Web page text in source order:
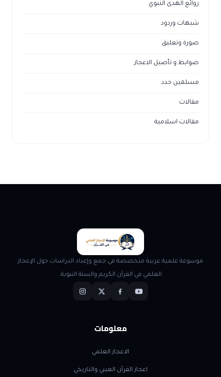
روائع الهدى النبوي
شبهات وردود
صورة وتعليق
ضوابط و تأصيل الاعجاز
مسلمين جدد
مقالات
مقالات اسلامية
موسوعة علمية عربية متخصصة في جمع وإعداد الدراسات حول الإعجاز
العلمي في القرآن الكريم والسنة النبوية.
معلومات
الاعجاز العلمي
اعجاز القرآن الغيبي والتاريخي